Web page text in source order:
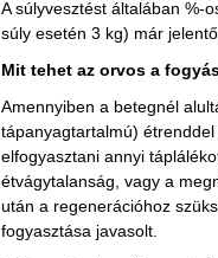
A súlyvesztést általában %-
súly esetén 3 kg) már
Mit tehet az orvos a
Amennyiben a betegnél
tápanyagtartalmú)
elfogyasztani annyi
étvágytalanság, vagy a
után a regenerációhoz
fogyasztása javasolt.